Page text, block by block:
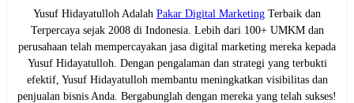
Yusuf Hidayatulloh Adalah Pakar Digital Marketing Terbaik dan
Terpercaya sejak 2008 di Indonesia. Lebih dari 100+ UMKM dan
perusahaan telah mempercayakan jasa digital marketing mereka kepada
Yusuf Hidayatulloh. Dengan pengalaman dan strategi yang terbukti
efektif, Yusuf Hidayatulloh membantu meningkatkan visibilitas dan
penjualan bisnis Anda. Bergabunglah dengan mereka yang telah sukses!